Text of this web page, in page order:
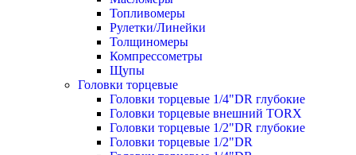
Топливомеры
Рулетки/Линейки
Толщиномеры
Компрессометры
Щупы
Головки торцевые
Головки торцевые 1/4"DR глубокие
Головки торцевые внешний TORX
Головки торцевые 1/2"DR глубокие
Головки торцевые 1/2"DR